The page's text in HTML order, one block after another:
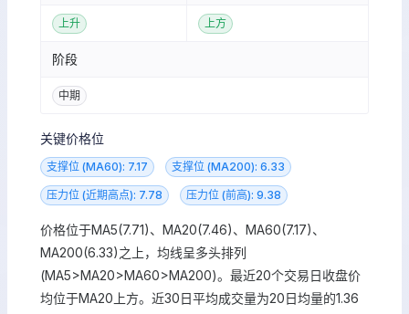
上升 上方
阶段
中期
关键价格位
支撑位 (MA60): 7.17 支撑位 (MA200): 6.33
压力位 (近期高点): 7.78 压力位 (前高): 9.38
价格位于MA5(7.71)、MA20(7.46)、MA60(7.17)、
MA200(6.33)之上，均线呈多头排列
(MA5>MA20>MA60>MA200)。最近20个交易日收盘价
均位于MA20上方。近30日平均成交量为20日均量的1.36